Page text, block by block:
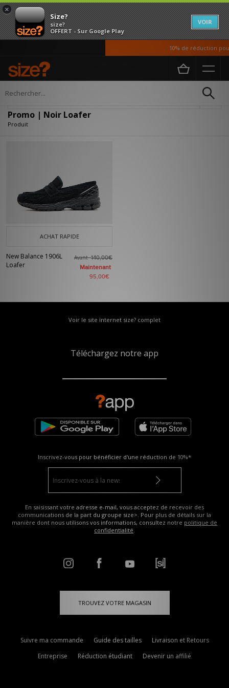
×
Size?
size?
OFFERT - Sur Google Play
VOIR
10% de réduction
Accueil Promo | Noir Loafer
Promo | Noir Loafer
Produit
ACHAT RAPIDE
New Balance 1906L
Loafer
Avant140,00€
Maintenant
95,00€
Voir le site internet size? complet
Téléchargez notre app
Inscrivez-vous pour bénéficier d'une réduction de 10%*
En saisissant votre adresse e-mail, vous acceptez de recevoir des
communications de la part du groupe size>. Pour plus de détails sur la
manière dont nous utilisons vos informations, consultez notre politique de
confidentialité.
TROUVEZ VOTRE MAGASIN
Suivre ma commande Guide des tailles
Livraison et Retours
Entreprise
Réduction étudiant Devenir un affilié